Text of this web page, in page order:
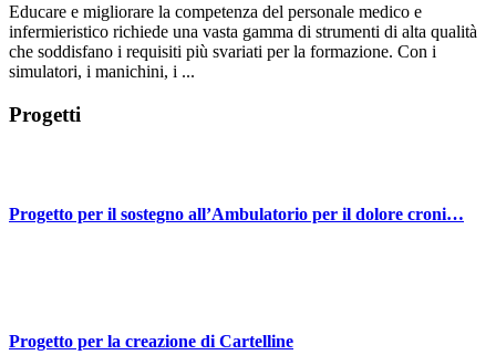
Educare e migliorare la competenza del personale medico e
infermieristico richiede una vasta gamma di strumenti di alta qualità
che soddisfano i requisiti più svariati per la formazione. Con i
simulatori, i manichini, i ...
Progetti
Progetto per il sostegno all’Ambulatorio per il dolore croni…
Progetto per la creazione di Cartelline